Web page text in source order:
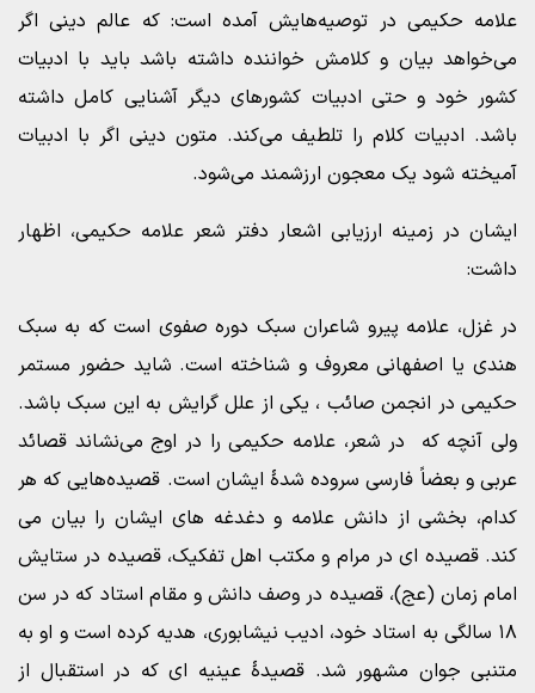
علامه حکیمی در توصیه‌هایش آمده است: که عالم دینی اگر
می‌خواهد بیان و کلامش خواننده داشته باشد باید با ادبیات
کشور خود و حتی ادبیات کشورهای دیگر آشنایی کامل داشته
باشد. ادبیات کلام را تلطیف می‌کند. متون دینی اگر با ادبیات
آمیخته شود یک معجون ارزشمند می‌شود.
ایشان در زمینه ارزیابی اشعار دفتر شعر علامه حکیمی، اظهار
داشت:
در غزل، علامه پیرو شاعران سبک دوره صفوی است که به سبک
هندی یا اصفهانی معروف و شناخته است. شاید حضور مستمر
حکیمی در انجمن صائب ، یکی از علل گرایش به این سبک باشد.
ولی آنچه که در شعر، علامه حکیمی را در اوج می‌نشاند قصائد
عربی و بعضاً فارسی سروده شدۀ ایشان است. قصیده‌هایی که هر
کدام، بخشی از دانش علامه و دغدغه های ایشان را بیان می
کند. قصیده ای در مرام و مکتب اهل تفکیک، قصیده در ستایش
امام زمان (عج)، قصیده در وصف دانش و مقام استاد که در سن
۱۸ سالگی به استاد خود، ادیب نیشابوری، هدیه کرده است و او به
متنبی جوان مشهور شد. قصیدۀ عینیه ای که در استقبال از